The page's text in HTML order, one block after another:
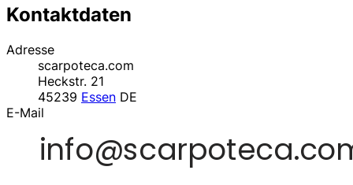
Kontaktdaten
Adresse
scarpoteca.com
Heckstr. 21
45239 Essen DE
E-Mail